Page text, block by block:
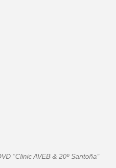
“Clinic AVEB & 20º Santoña”